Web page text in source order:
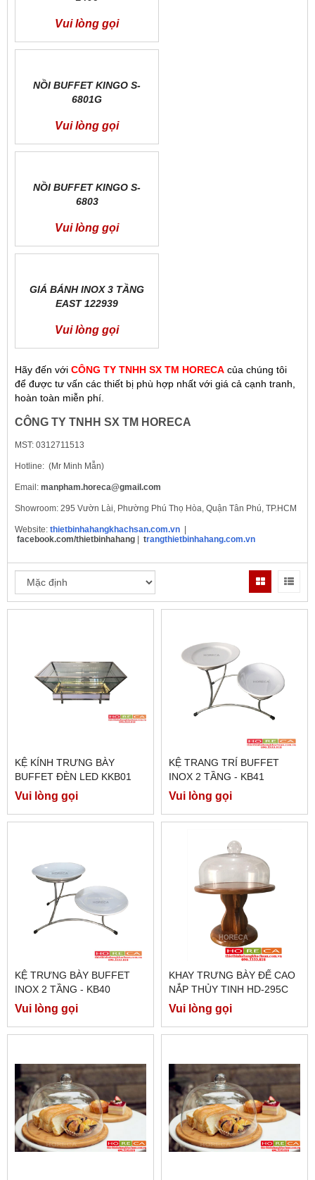
Vui lòng gọi
NỒI BUFFET KINGO S-
6801G
Vui lòng gọi
NỒI BUFFET KINGO S-
6803
Vui lòng gọi
GIÁ BÁNH INOX 3 TẦNG
EAST 122939
Vui lòng gọi
Hãy đến với CÔNG TY TNHH SX TM HORECA của chúng tôi
để được tư vấn các thiết bị phù hợp nhất với giá cả cạnh tranh,
hoàn toàn miễn phí.
CÔNG TY TNHH SX TM HORECA
MST: 0312711513
Hotline: (Mr Minh Mẫn)
Email: manpham.horeca@gmail.com
Showroom: 295 Vườn Lài, Phường Phú Thọ Hòa, Quận Tân Phú, TP.HCM
Website: thietbinhahangkhachsan.com.vn |
facebook.com/thietbinhahang | trangthietbinhahang.com.vn
KỆ KÍNH TRƯNG BÀY
BUFFET ĐÈN LED KKB01
Vui lòng gọi
KỆ TRANG TRÍ BUFFET
INOX 2 TẦNG - KB41
Vui lòng gọi
KỆ TRƯNG BÀY BUFFET
INOX 2 TẦNG - KB40
Vui lòng gọi
KHAY TRƯNG BÀY ĐẾ CAO
NẮP THỦY TINH HD-295C
Vui lòng gọi